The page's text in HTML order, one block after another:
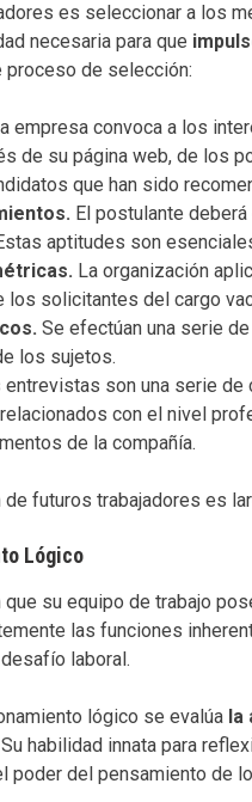
es seleccionar a los
necesaria para que
proceso de selección:
empresa convoca a los
de su página web, de los
que han sido
El postulante
aptitudes son
La organización
los solicitantes del cargo
Se efectúan una serie
los sujetos.
entrevistas son una serie
con el nivel
de la compañía.
futuros trabajadores es
Lógico
que su equipo de trabajo
las funciones
laboral.
lógico se evalúa la
Su habilidad innata para
poder del pensamiento de